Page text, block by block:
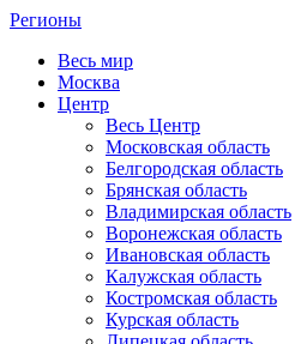
Регионы
Весь мир
Москва
Центр
Весь Центр
Московская область
Белгородская область
Брянская область
Владимирская область
Воронежская область
Ивановская область
Калужская область
Костромская область
Курская область